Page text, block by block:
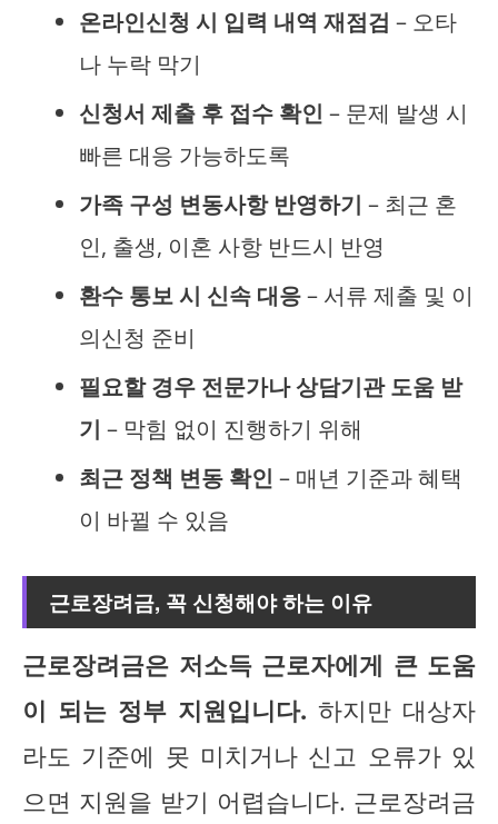
온라인신청 시 입력 내역 재점검 – 오타
나 누락 막기
신청서 제출 후 접수 확인 – 문제 발생 시
빠른 대응 가능하도록
가족 구성 변동사항 반영하기 – 최근 혼
인, 출생, 이혼 사항 반드시 반영
환수 통보 시 신속 대응– 서류 제출 및 이
의신청 준비
필요할 경우 전문가나 상담기관 도움 받
기 – 막힘 없이 진행하기 위해
최근 정책 변동 확인 – 매년 기준과 혜택
이 바뀔 수 있음
근로장려금, 꼭 신청해야 하는 이유
근로장려금은 저소득 근로자에게 큰 도움
이 되는 정부 지원입니다. 하지만 대상자
라도 기준에 못 미치거나 신고 오류가 있
으면 지원을 받기 어렵습니다. 근로장려금